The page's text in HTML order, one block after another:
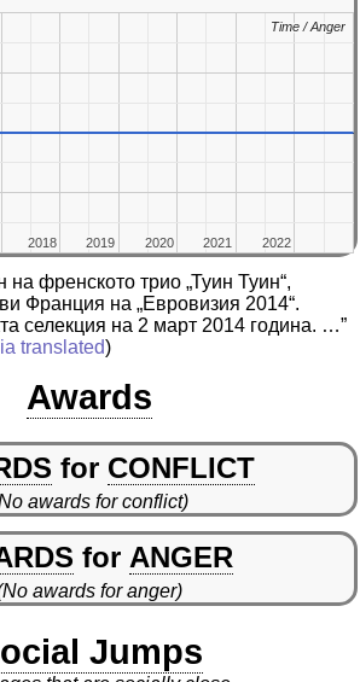
2018
2018 2019
2019 2020
2020 2021
2021 2022
2022
Time / Anger
Time / Anger
на френското трио „Туин Туин“,
Франция на „Евровизия 2014“.
селекция на 2 март 2014 година. …”
translated)
Awards
for CONFLICT
awards for conflict)
for ANGER
awards for anger)
Jumps